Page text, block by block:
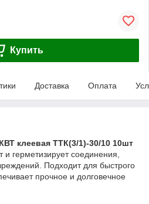
Купить
Доставка Оплата
клеевая ТТК(3/1)-30/10 10шт
герметизирует соединения,
Подходит для быстрого
прочное и долговечное